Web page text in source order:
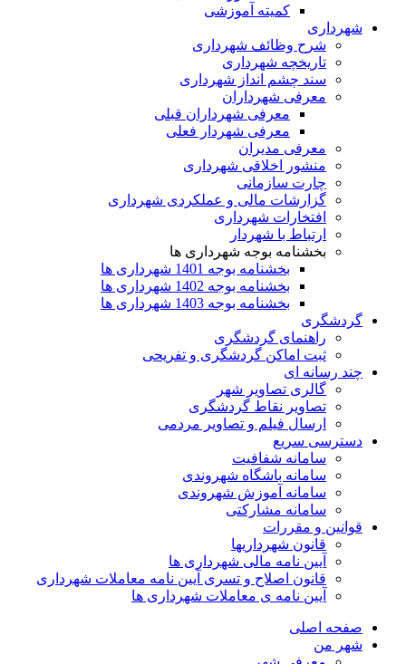
کمیته آموزشی
شهرداری
شرح وظائف شهرداری
تاریخچه شهرداری
سند چشم انداز شهرداری
معرفی شهرداران
معرفی شهرداران قبلی
معرفی شهردار فعلی
معرفی مدیران
منشور اخلاقی شهرداری
چارت سازمانی
گزارشات مالی و عملکردی شهرداری
افتخارات شهرداری
ارتباط با شهردار
بخشنامه بوجه شهرداری ها
بخشنامه بوجه 1401 شهرداری ها
بخشنامه بوجه 1402 شهرداری ها
بخشنامه بوجه 1403 شهرداری ها
گردشگری
راهنمای گردشگری
ثبت اماکن گردشگری و تفریحی
چند رسانه ای
گالری تصاویر شهر
تصاویر نقاط گردشگری
ارسال فیلم و تصاویر مردمی
دسترسی سریع
سامانه شفافیت
سامانه باشگاه شهروندی
سامانه آموزش شهروندی
سامانه مشارکتی
قوانین و مقررات
قانون شهرداریها
آیین نامه مالی شهرداری ها
قانون اصلاح و تسری آیین نامه معاملات شهرداری
آیین نامه ی معاملات شهرداری ها
صفحه اصلی
شهر من